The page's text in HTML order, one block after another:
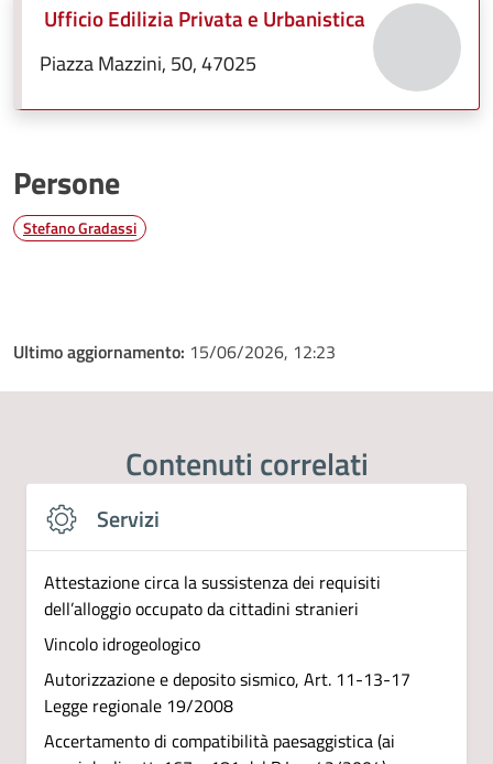
Ufficio Edilizia Privata e Urbanistica
Piazza Mazzini, 50, 47025
Persone
Stefano Gradassi
Ultimo aggiornamento: 15/06/2026, 12:23
Contenuti correlati
Servizi
Attestazione circa la sussistenza dei requisiti
dell’alloggio occupato da cittadini stranieri
Vincolo idrogeologico
Autorizzazione e deposito sismico, Art. 11-13-17
Legge regionale 19/2008
Accertamento di compatibilità paesaggistica (ai